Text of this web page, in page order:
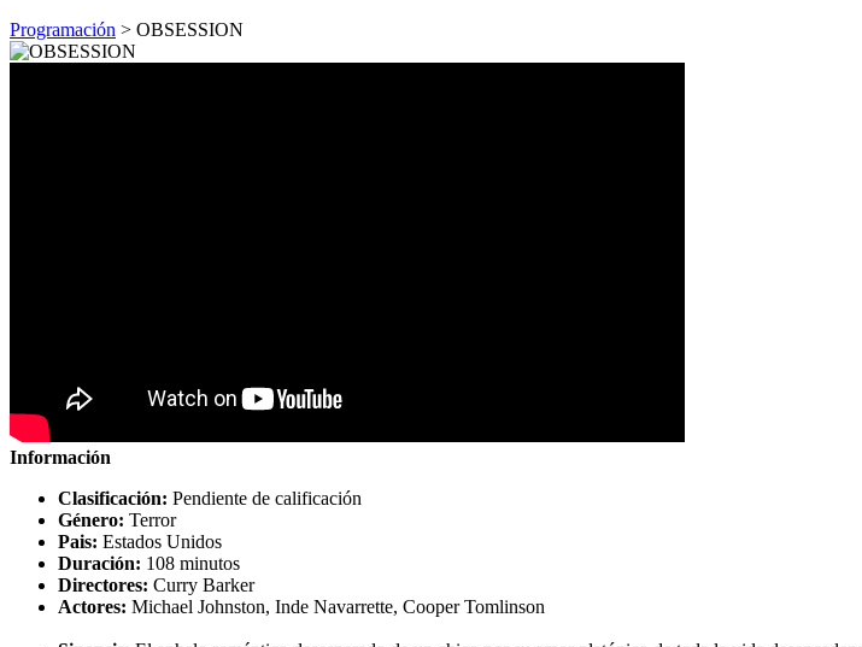
Programación > OBSESSION
Información
Clasificación: Pendiente de calificación
Género: Terror
Pais: Estados Unidos
Duración: 108 minutos
Directores: Curry Barker
Actores: Michael Johnston, Inde Navarrette, Cooper Tomlinson